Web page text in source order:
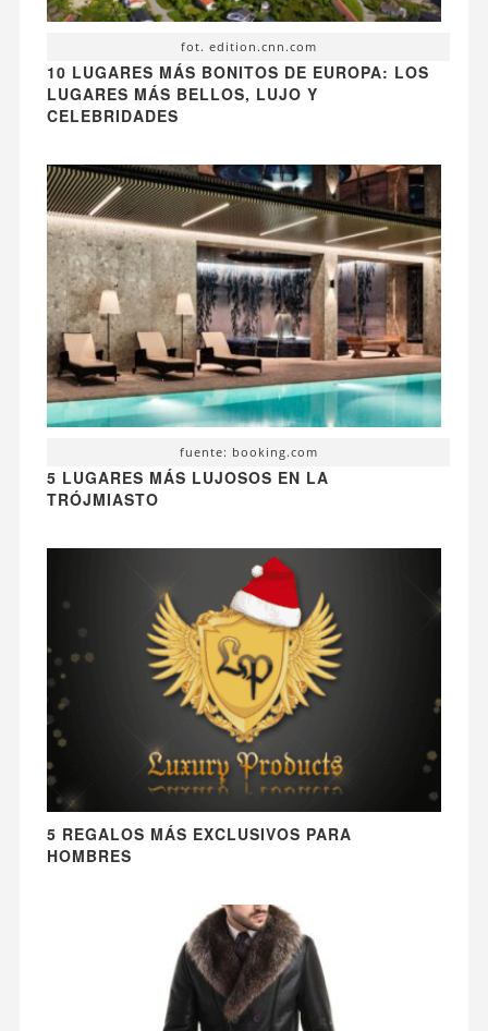
fot. edition.cnn.com
10 LUGARES MÁS BONITOS DE EUROPA: LOS
LUGARES MÁS BELLOS, LUJO Y
CELEBRIDADES
fuente: booking.com
5 LUGARES MÁS LUJOSOS EN LA
TRÓJMIASTO
5 REGALOS MÁS EXCLUSIVOS PARA
HOMBRES